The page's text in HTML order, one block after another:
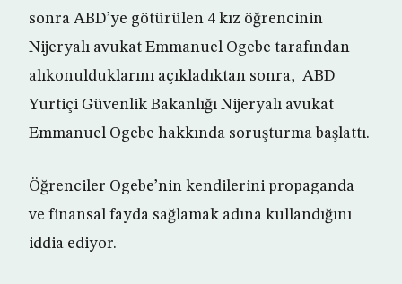
sonra ABD’ye götürülen 4 kız öğrencinin
Nijeryalı avukat Emmanuel Ogebe tarafından
alıkonulduklarını açıkladıktan sonra, ABD
Yurtiçi Güvenlik Bakanlığı Nijeryalı avukat
Emmanuel Ogebe hakkında soruşturma başlattı.
Öğrenciler Ogebe’nin kendilerini propaganda
ve finansal fayda sağlamak adına kullandığını
iddia ediyor.